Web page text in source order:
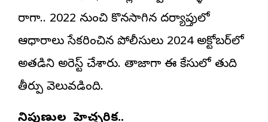
రాగా.. 2022 నుంచి కొనసాగిన దర్యాప్తులో
ఆధారాలు సేకరించిన పోలీసులు 2024 అక్టోబర్‌లో
అతడిని అరెస్ట్ చేశారు. తాజాగా ఈ కేసులో తుది
తీర్పు వెలువడింది.
నిపుణుల హెచ్చరిక..